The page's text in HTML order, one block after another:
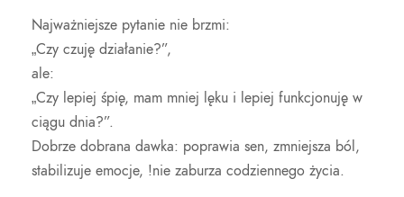
Najważniejsze pytanie nie brzmi:
„Czy czuję działanie?”,
ale:
„Czy lepiej śpię, mam mniej lęku i lepiej funkcjonuję w
ciągu dnia?”.
Dobrze dobrana dawka: poprawia sen, zmniejsza ból,
stabilizuje emocje, !nie zaburza codziennego życia.